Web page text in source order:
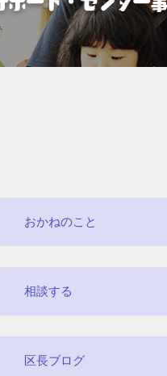
おかねのこと
相談する
区長ブログ